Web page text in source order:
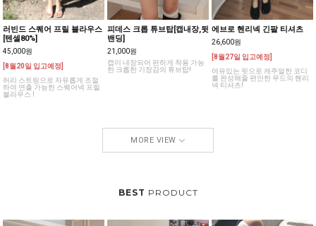
러빈드 스퀘어 프릴 블라우스
[텐셀80%]
허리 스트링으로 자유롭게 조절
하여 연출 가능한 스퀘어넥 프릴
피데스 크롭 튜브탑[캡내장,뒷
밴딩]
21,000원
캡이 내장되어 편하게 착용 가능
에브로 헨리넥 긴팔 티셔츠
여유있는 핏으로 캐주얼한 코디
를 완성해줄 편안한 무드의 헨리